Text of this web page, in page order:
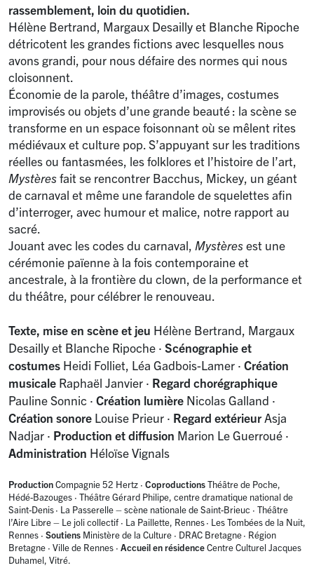
rassemblement, loin du quotidien.
Hélène Bertrand, Margaux Desailly et Blanche Ripoche
détricotent les grandes fictions avec lesquelles nous
avons grandi, pour nous défaire des normes qui nous
cloisonnent.
Économie de la parole, théâtre d’images, costumes
improvisés ou objets d’une grande beauté : la scène se
transforme en un espace foisonnant où se mêlent rites
médiévaux et culture pop. S’appuyant sur les traditions
réelles ou fantasmées, les folklores et l’histoire de l’art,
Mystèresfait se rencontrer Bacchus, Mickey, un géant
de carnaval et même une farandole de squelettes afin
d’interroger, avec humour et malice, notre rapport au
sacré.
Jouant avec les codes du carnaval, Mystèresest une
cérémonie païenne à la fois contemporaine et
ancestrale, à la frontière du clown, de la performance et
du théâtre, pour célébrer le renouveau.
Texte, mise en scène et jeu Hélène Bertrand, Margaux
Desailly et Blanche Ripoche · Scénographie et
costumes Heidi Folliet, Léa Gadbois-Lamer · Création
musicale Raphaël Janvier · Regard chorégraphique
Pauline Sonnic · Création lumière Nicolas Galland ·
Création sonore Louise Prieur · Regard extérieur Asja
Nadjar · Production et diffusion Marion Le Guerroué ·
Administration Héloïse Vignals
ProductionCompagnie 52 Hertz · CoproductionsThéâtre de Poche,
Hédé-Bazouges · Théâtre Gérard Philipe, centre dramatique national de
Saint-Denis· La Passerelle – scène nationale de Saint-Brieuc · Théâtre
l’Aire Libre – Le joli collectif · La Paillette, Rennes· Les Tombées de la Nuit,
Rennes · Soutiens Ministère de la Culture · DRAC Bretagne· Région
Bretagne · Ville de Rennes · Accueil en résidenceCentre Culturel Jacques
Duhamel, Vitré.